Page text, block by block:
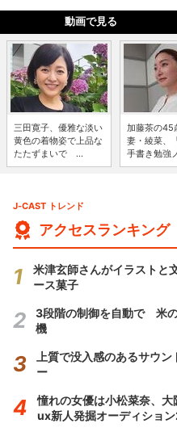
動画で見る
三田寛子、優雅な淡い
黄色の着物姿で上品な
たたずまいで ...
加藤茶の45
妻・綾菜、
手書き勉強
J-CAST トレンド
アクセスランキング
米津玄師さんがイラストと
ース菓子
3段階の制御を自動で 米
機
上質で没入感のあるサウ
ー
憧れの女優は小松菜奈、
ux新人発掘オーディショ